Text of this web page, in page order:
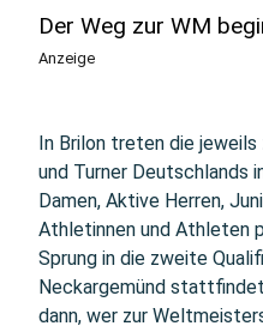
Der Weg zur WM
Anzeige
In Brilon treten die
und Turner Deutschlands
Damen, Aktive Herren,
Athletinnen und Athleten
Sprung in die zweite
Neckargemünd
dann, wer zur